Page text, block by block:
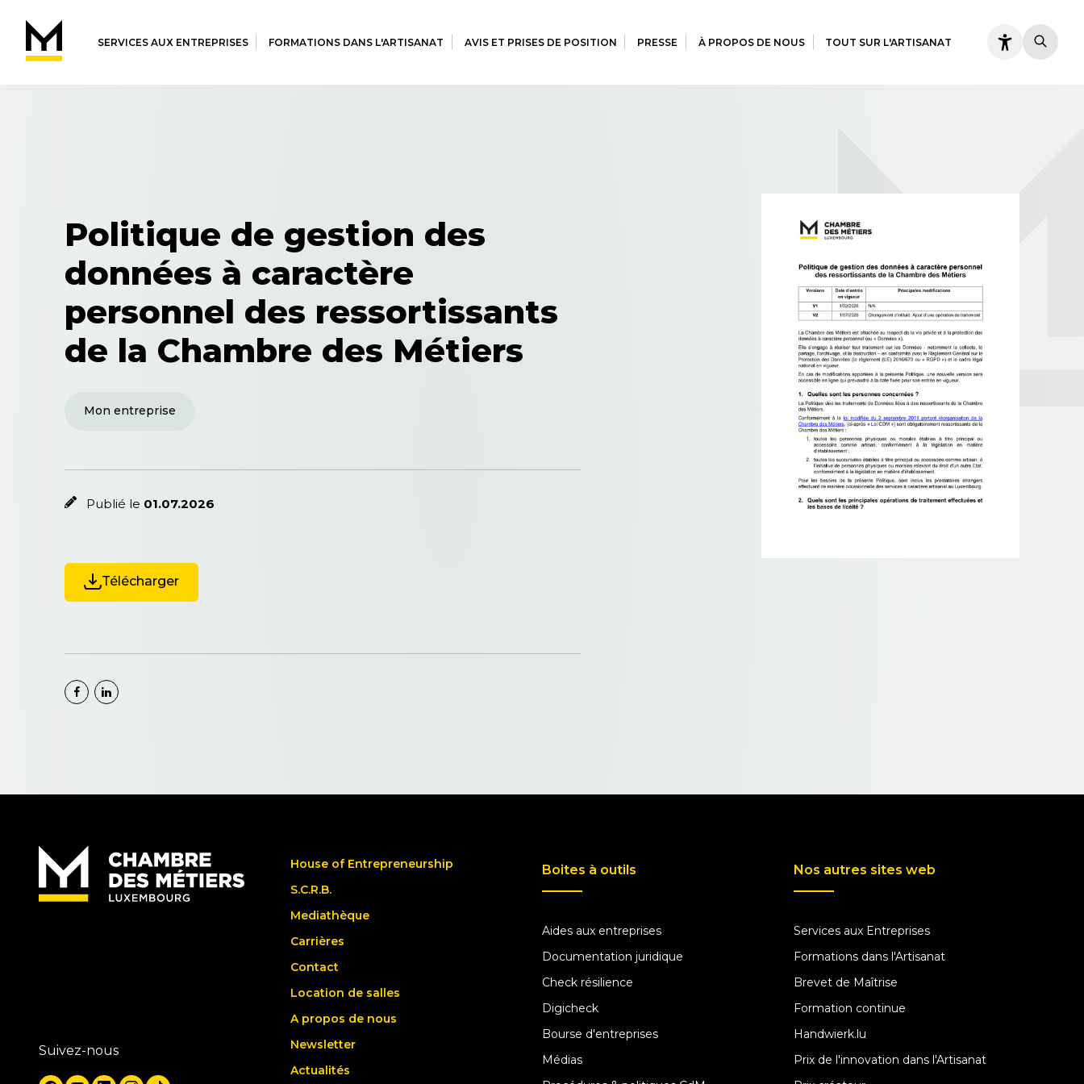
SERVICES AUX ENTREPRISES FORMATIONS DANS L'ARTISANAT AVIS ET PRISES DE POSITION PRESSE À PROPOS DE NOUS TOUT SUR L'ARTISANAT
Politique de gestion des
données à caractère
personnel des ressortissants
de la Chambre des Métiers
Mon entreprise
Publié le 01.07.2026
Télécharger
Suivez-nous
House of Entrepreneurship
S.C.R.B.
Mediathèque
Carrières
Contact
Location de salles
A propos de nous
Newsletter
Actualités
Boites à outils
Aides aux entreprises
Documentation juridique
Check résilience
Digicheck
Bourse d'entreprises
Médias
Nos autres sites web
Services aux Entreprises
Formations dans l'Artisanat
Brevet de Maîtrise
Formation continue
Handwierk.lu
Prix de l'innovation dans l'Artisanat